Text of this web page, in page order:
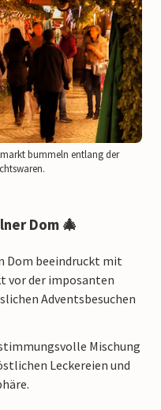
bummeln entlang der
Dom 🎄
Dom beeindruckt mit
vor der imposanten
Adventsbesuchen
Mischung
Leckereien und